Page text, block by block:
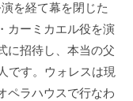
を経て幕を閉じた
カーミカエル役を演
に招待し、本当の父
です。ウォレスは現
ペラハウスで行なわ